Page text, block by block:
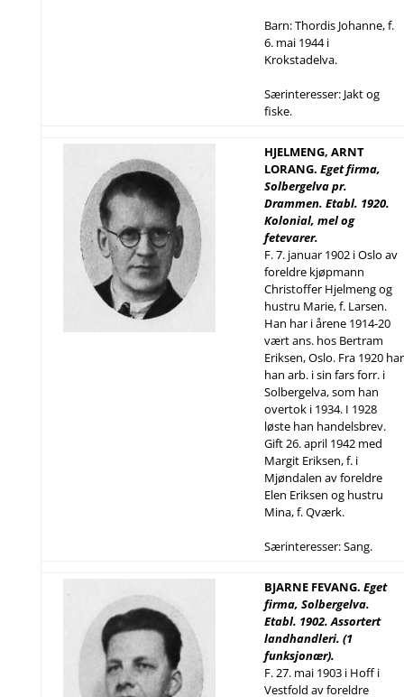
Barn: Thordis Johanne, f.
6. mai 1944 i
Krokstadelva.
Særinteresser: Jakt og
fiske.
HJELMENG, ARNT
LORANG. Eget firma,
Solbergelva pr.
Drammen. Etabl. 1920.
Kolonial, mel og
fetevarer.
F. 7. januar 1902 i Oslo av
foreldre kjøpmann
Christoffer Hjelmeng og
hustru Marie, f. Larsen.
Han har i årene 1914-20
vært ans. hos Bertram
Eriksen, Oslo. Fra 1920 har
han arb. i sin fars forr. i
Solbergelva, som han
overtok i 1934. I 1928
løste han handelsbrev.
Gift 26. april 1942 med
Margit Eriksen, f. i
Mjøndalen av foreldre
Elen Eriksen og hustru
Mina, f. Qværk.
Særinteresser: Sang.
BJARNE FEVANG. Eget
firma, Solbergelva.
Etabl. 1902. Assortert
landhandleri. (1
funksjonær).
F. 27. mai 1903 i Hoff i
Vestfold av foreldre